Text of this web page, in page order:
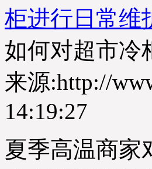
柜进行日常维
如何对超市冷
来源:http://
14:19:27
夏季高温商家